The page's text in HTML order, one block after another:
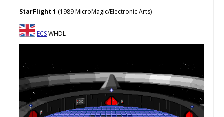
StarFlight 1 (1989 MicroMagic/Electronic Arts)
ECSWHDL